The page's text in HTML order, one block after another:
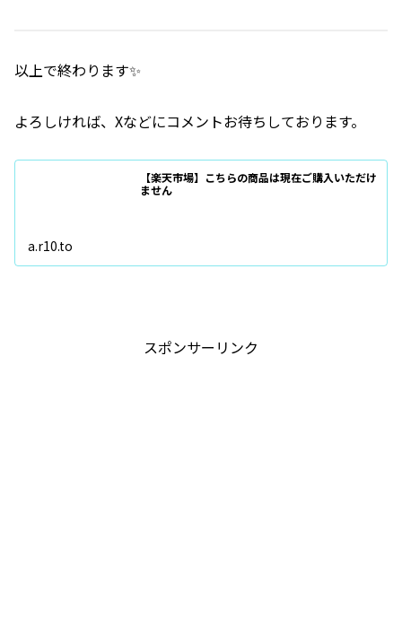
以上で終わります✨
よろしければ、Xなどにコメントお待ちしております。
【楽天市場】こちらの商品は現在ご購入いただけ
ません
a.r10.to
スポンサーリンク